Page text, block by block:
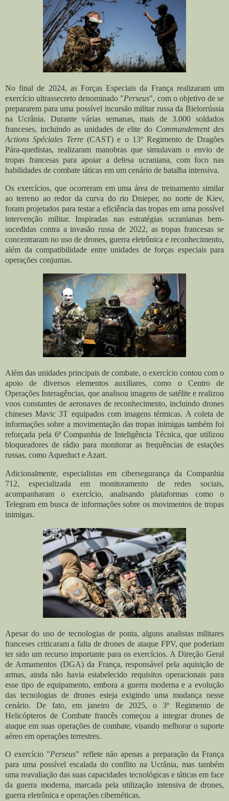
No final de 2024, as Forças Especiais da França realizaram um
exercício ultrassecreto denominado "Perseus", com o objetivo de se
prepararem para uma possível incursão militar russa da Bielorrússia
na Ucrânia. Durante várias semanas, mais de 3.000 soldados
franceses, incluindo as unidades de elite do Commandement des
Actions Spéciales Terre (CAST) e o 13º Regimento de Dragões
Pára-quedistas, realizaram manobras que simulavam o envio de
tropas francesas para apoiar a defesa ucraniana, com foco nas
habilidades de combate táticas em um cenário de batalha intensiva.
Os exercícios, que ocorreram em uma área de treinamento similar
ao terreno ao redor da curva do rio Dnieper, no norte de Kiev,
foram projetados para testar a eficiência das tropas em uma possível
intervenção militar. Inspiradas nas estratégias ucranianas bem-
sucedidas contra a invasão russa de 2022, as tropas francesas se
concentraram no uso de drones, guerra eletrônica e reconhecimento,
além da compatibilidade entre unidades de forças especiais para
operações conjuntas.
Além das unidades principais de combate, o exercício contou com o
apoio de diversos elementos auxiliares, como o Centro de
Operações Interagências, que analisou imagens de satélite e realizou
voos constantes de aeronaves de reconhecimento, incluindo drones
chineses Mavic 3T equipados com imagens térmicas. A coleta de
informações sobre a movimentação das tropas inimigas também foi
reforçada pela 6ª Companhia de Inteligência Técnica, que utilizou
bloqueadores de rádio para monitorar as frequências de estações
russas, como Aqueduct e Azart.
Adicionalmente, especialistas em cibersegurança da Companhia
712, especializada em monitoramento de redes sociais,
acompanharam o exercício, analisando plataformas como o
Telegram em busca de informações sobre os movimentos de tropas
inimigas.
Apesar do uso de tecnologias de ponta, alguns analistas militares
franceses criticaram a falta de drones de ataque FPV, que poderiam
ter sido um recurso importante para os exercícios. A Direção Geral
de Armamentos (DGA) da França, responsável pela aquisição de
armas, ainda não havia estabelecido requisitos operacionais para
esse tipo de equipamento, embora a guerra moderna e a evolução
das tecnologias de drones esteja exigindo uma mudança nesse
cenário. De fato, em janeiro de 2025, o 3º Regimento de
Helicópteros de Combate francês começou a integrar drones de
ataque em suas operações de combate, visando melhorar o suporte
aéreo em operações terrestres.
O exercício "Perseus" reflete não apenas a preparação da França
para uma possível escalada do conflito na Ucrânia, mas também
uma reavaliação das suas capacidades tecnológicas e táticas em face
da guerra moderna, marcada pela utilização intensiva de drones,
guerra eletrônica e operações cibernéticas.